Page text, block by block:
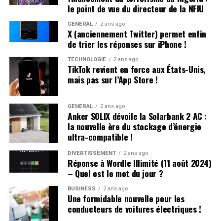
Une Enfance Entourée d’Autres « Hugo »
Dès son plus jeune âge, Hugo se retrouve entouré
d’autres enfants portant le même nom. Selon les
statistiques de l’Insee,7 694 garçons ont été
prénommés Hugo en 2000,faisant de ce prénom le
quatrième plus populaire cette année-là. À l’école
primaire,il côtoie plusieurs camarades appelés Thibault
et autres prénoms similaires. Pour éviter toute
confusion lors des appels en classe, les enseignants
ajoutent souvent la première lettre du nom de famille
après le prénom : ainsi devient-il rapidement « Hugo
D. », un surnom auquel il s’habitue sans arduousé.
Pensées sur l’Identité Associée au
Prénom
Le choix d’un prénom peut avoir un impact significatif
le point de vue du directeur de la NFIU
GÉNÉRAL 2 ans ago
X (anciennement Twitter) permet enfin
de trier les réponses sur iPhone !
TECHNOLOGIE 2 ans ago
TikTok revient en force aux États-Unis,
mais pas sur l’App Store !
GÉNÉRAL 2 ans ago
Anker SOLIX dévoile la Solarbank 2 AC :
la nouvelle ère du stockage d’énergie
ultra-compatible !
DIVERTISSEMENT 2 ans ago
Réponse à Wordle Illimité (11 août 2024)
– Quel est le mot du jour ?
BUSINESS 2 ans ago
Une formidable nouvelle pour les
conducteurs de voitures électriques !